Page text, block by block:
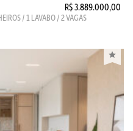
R$ 3.889.000,00
/ 1 LAVABO / 2 VAGAS